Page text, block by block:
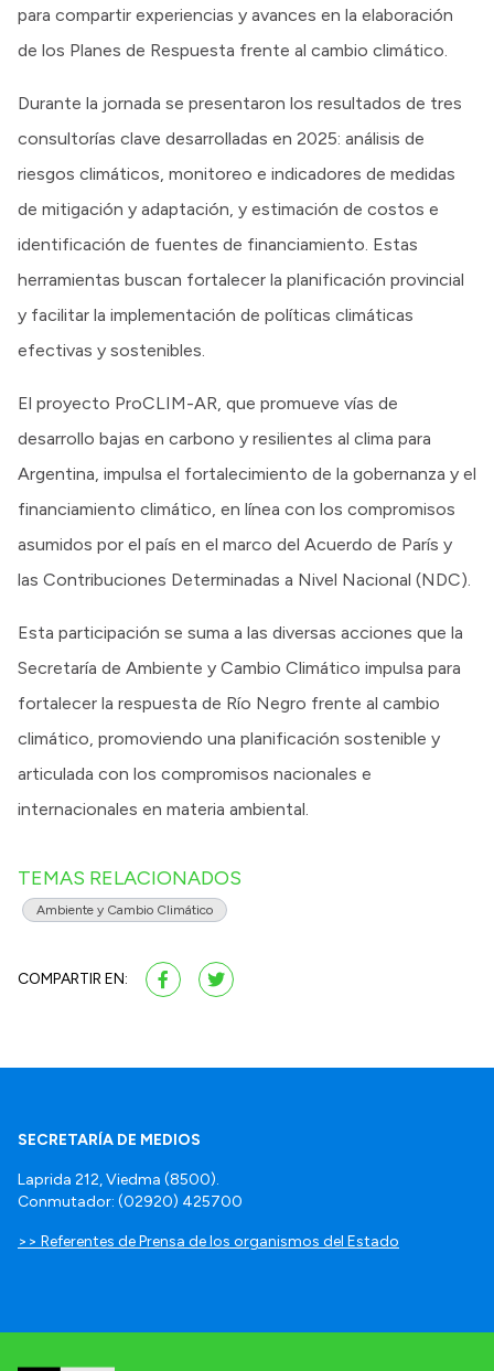
para compartir experiencias y avances en la elaboración
de los Planes de Respuesta frente al cambio climático.
Durante la jornada se presentaron los resultados de tres
consultorías clave desarrolladas en 2025: análisis de
riesgos climáticos, monitoreo e indicadores de medidas
de mitigación y adaptación, y estimación de costos e
identificación de fuentes de financiamiento. Estas
herramientas buscan fortalecer la planificación provincial
y facilitar la implementación de políticas climáticas
efectivas y sostenibles.
El proyecto ProCLIM-AR, que promueve vías de
desarrollo bajas en carbono y resilientes al clima para
Argentina, impulsa el fortalecimiento de la gobernanza y el
financiamiento climático, en línea con los compromisos
asumidos por el país en el marco del Acuerdo de París y
las Contribuciones Determinadas a Nivel Nacional (NDC).
Esta participación se suma a las diversas acciones que la
Secretaría de Ambiente y Cambio Climático impulsa para
fortalecer la respuesta de Río Negro frente al cambio
climático, promoviendo una planificación sostenible y
articulada con los compromisos nacionales e
internacionales en materia ambiental.
TEMAS RELACIONADOS
Ambiente y Cambio Climático
COMPARTIR EN:
SECRETARÍA DE MEDIOS
Laprida 212, Viedma (8500).
Conmutador: (02920) 425700
>> Referentes de Prensa de los organismos del Estado